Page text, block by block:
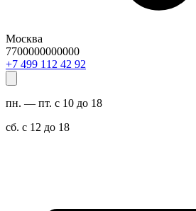
Москва
7700000000000
29 24 211 994 7+
пн. — пт. с 10 до 18
сб. с 12 до 18